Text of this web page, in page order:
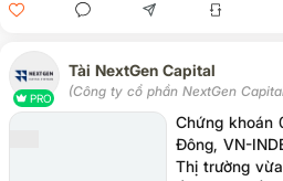
những cú
luồng tin tức
dầu thế giới
tâm lý hoảng
nhanh chóng
PRO
Tài NextGen Capital
(Công ty cổ phần NextGen
Chứng khoán
Đông, VN-
Thị trường